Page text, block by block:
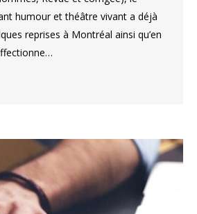
humour et théâtre vivant a déjà
reprises à Montréal ainsi qu’en